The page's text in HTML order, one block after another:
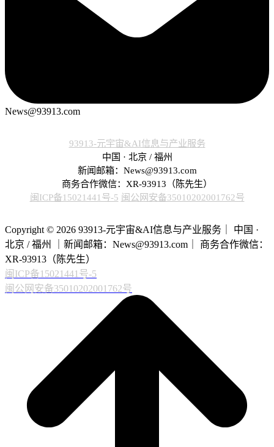
News@93913.com
93913-元宇宙&AI信息与产业服务
中国 · 北京 / 福州
新闻邮箱：News@93913.com
商务合作微信：XR-93913（陈先生）
闽ICP备15021441号-5 闽公网安备35010202001762号
Copyright © 2026 93913-元宇宙&AI信息与产业服务｜ 中国 ·
北京 / 福州 ｜新闻邮箱：News@93913.com｜ 商务合作微信：
XR-93913（陈先生）
闽ICP备15021441号-5
闽公网安备35010202001762号